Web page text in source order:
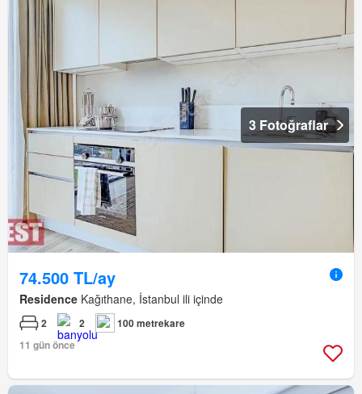
3 Fotoğraflar
74.500 TL/ay
Residence Kağıthane, İstanbul ili içinde
2 2
100 metrekare
11 gün önce